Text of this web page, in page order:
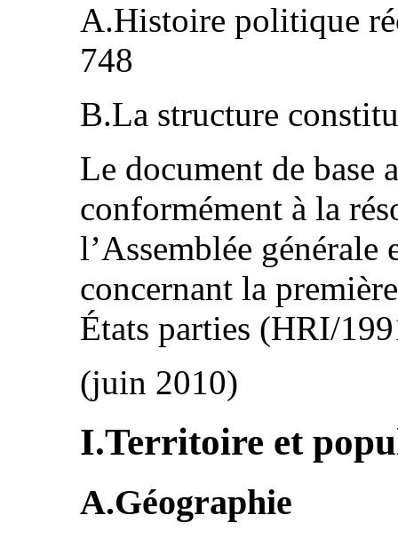
A.Histoire politique
748
B.La structure
Le document de base
conformément à la
l’Assemblée
concernant la
États parties (HRI/
(juin 2010)
I.Territoire et
A.Géographie